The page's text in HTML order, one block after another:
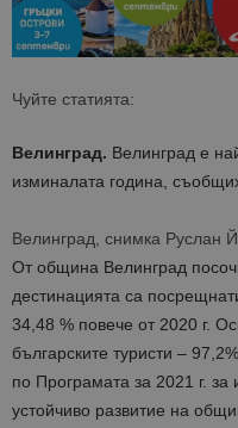
Чуйте статията:
Велинград. Велинград е
изминалата година,
Велинград, снимка Руслан
От община Велинград
дестинацията са
34,48 % повече от 2020 г.
българските туристи –
по Програмата за 2021 г. за
устойчиво развитие на